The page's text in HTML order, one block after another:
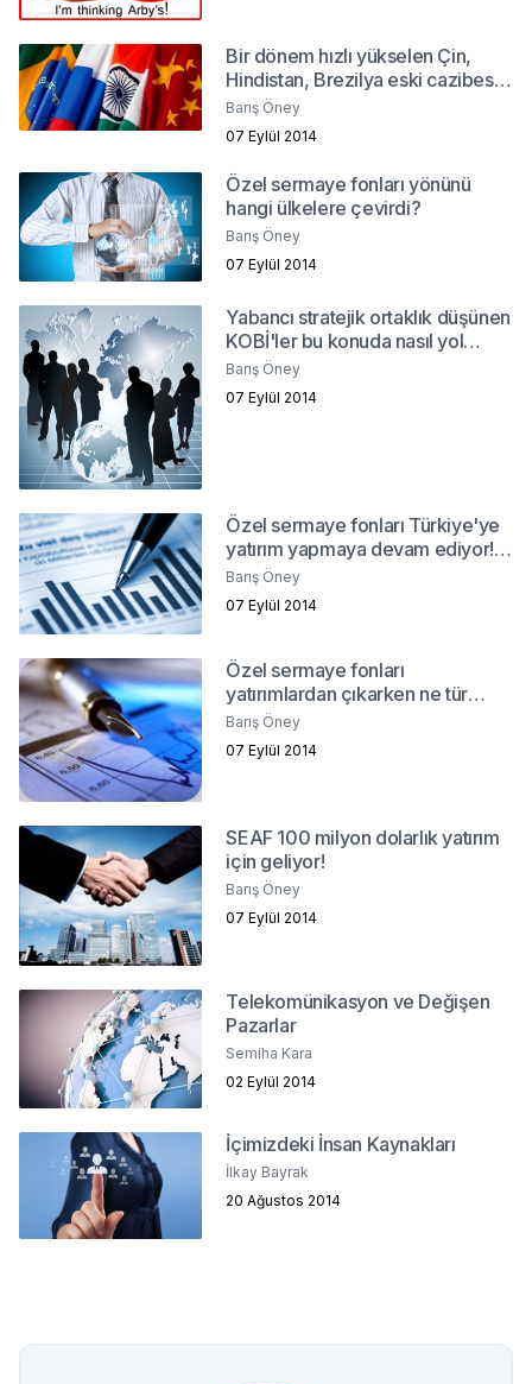
Bir dönem hızlı yükselen Çin,
Hindistan, Brezilya eski cazibesini
yitiriyor mu?
Barış Öney
07 Eylül 2014
Özel sermaye fonları yönünü
hangi ülkelere çevirdi?
Barış Öney
07 Eylül 2014
Yabancı stratejik ortaklık düşünen
KOBİ'ler bu konuda nasıl yol
alabilirler?
Barış Öney
07 Eylül 2014
Özel sermaye fonları Türkiye'ye
yatırım yapmaya devam ediyor!
Neden?
Barış Öney
07 Eylül 2014
Özel sermaye fonları
yatırımlardan çıkarken ne tür
sorunlarla karşılaşıyor?
Barış Öney
07 Eylül 2014
SEAF 100 milyon dolarlık yatırım
için geliyor!
Barış Öney
07 Eylül 2014
Telekomünikasyon ve Değişen
Pazarlar
Semiha Kara
02 Eylül 2014
İçimizdeki İnsan Kaynakları
İlkay Bayrak
20 Ağustos 2014